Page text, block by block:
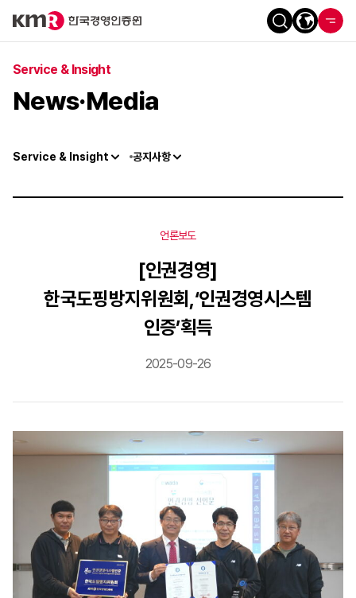
Service & Insight
News·Media
Service & Insight 공지사항
언론보도
[인권경영]
한국도핑방지위원회,‘인권경영시스템
인증’획득
2025-09-26